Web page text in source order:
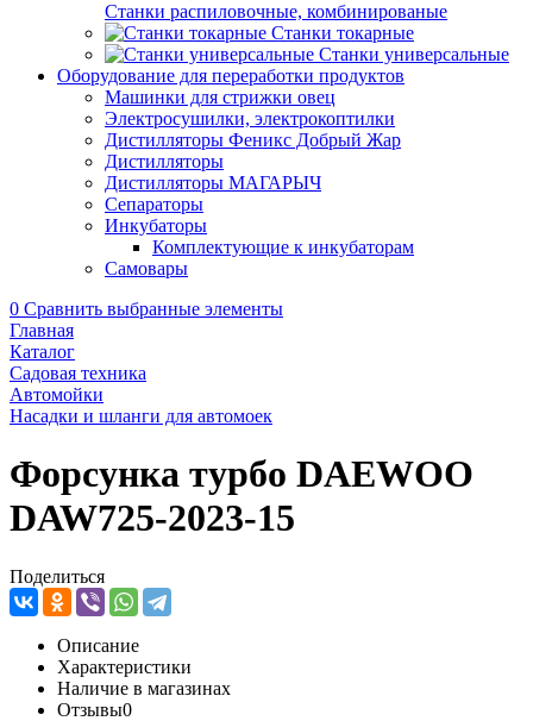
Станки распиловочные, комбинированые
Станки токарные
Станки универсальные
Оборудование для переработки продуктов
Машинки для стрижки овец
Электросушилки, электрокоптилки
Дистилляторы Феникс Добрый Жар
Дистилляторы
Дистилляторы МАГАРЫЧ
Сепараторы
Инкубаторы
Комплектующие к инкубаторам
Самовары
0 Сравнить выбранные элементы
Главная
Каталог
Садовая техника
Автомойки
Насадки и шланги для автомоек
Форсунка турбо DAEWOO
DAW725-2023-15
Поделиться
Описание
Характеристики
Наличие в магазинах
Отзывы0